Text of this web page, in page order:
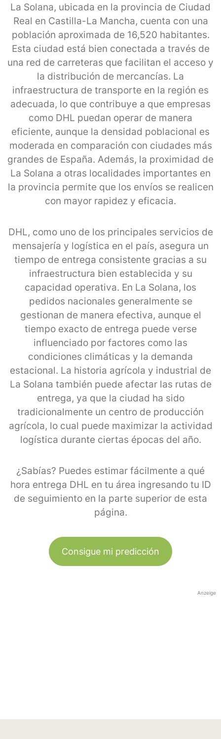
La Solana, ubicada en la provincia de Ciudad
Real en Castilla-La Mancha, cuenta con una
población aproximada de 16,520 habitantes.
Esta ciudad está bien conectada a través de
una red de carreteras que facilitan el acceso y
la distribución de mercancías. La
infraestructura de transporte en la región es
adecuada, lo que contribuye a que empresas
como DHL puedan operar de manera
eficiente, aunque la densidad poblacional es
moderada en comparación con ciudades más
grandes de España. Además, la proximidad de
La Solana a otras localidades importantes en
la provincia permite que los envíos se realicen
con mayor rapidez y eficacia.
DHL, como uno de los principales servicios de
mensajería y logística en el país, asegura un
tiempo de entrega consistente gracias a su
infraestructura bien establecida y su
capacidad operativa. En La Solana, los
pedidos nacionales generalmente se
gestionan de manera efectiva, aunque el
tiempo exacto de entrega puede verse
influenciado por factores como las
condiciones climáticas y la demanda
estacional. La historia agrícola y industrial de
La Solana también puede afectar las rutas de
entrega, ya que la ciudad ha sido
tradicionalmente un centro de producción
agrícola, lo cual puede maximizar la actividad
logística durante ciertas épocas del año.
¿Sabías? Puedes estimar fácilmente a qué
hora entrega DHL en tu área ingresando tu ID
de seguimiento en la parte superior de esta
página.
Consigue mi predicción
Anzeige